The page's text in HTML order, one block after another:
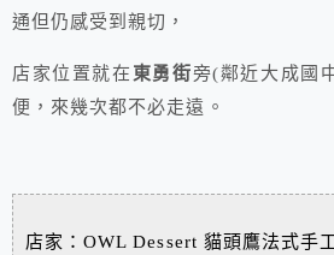
通但仍感受到親切，
店家位置就在 東勇街旁(鄰近大成國
便，來幾次都不必走遠。
店家：OWL Dessert 貓頭鷹法式手